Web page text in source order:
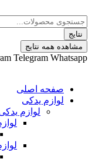
نتایج
Instagram Telegram
اصلی
یدکی
لوازم یدکی لودر
لوازم یدکی
قطعات
لوازم یدکی
قطعات